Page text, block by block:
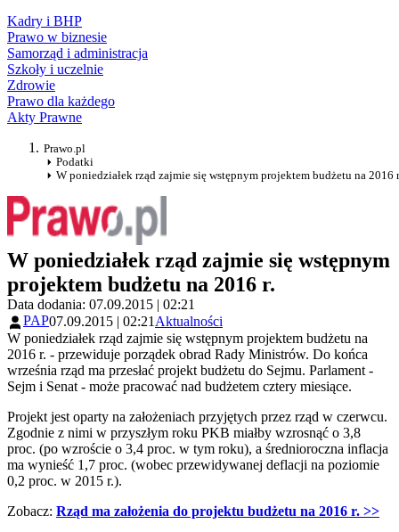
Kadry i BHP
Prawo w biznesie
Samorząd i administracja
Szkoły i uczelnie
Zdrowie
Prawo dla każdego
Akty Prawne
Prawo.pl
Podatki
W poniedziałek rząd zajmie się wstępnym projektem budżetu na 2016
W poniedziałek rząd zajmie się wstępnym
projektem budżetu na 2016 r.
Data dodania: 07.09.2015 | 02:21
PAP07.09.2015 | 02:21 Aktualności
W poniedziałek rząd zajmie się wstępnym projektem budżetu na
2016 r. - przewiduje porządek obrad Rady Ministrów. Do końca
września rząd ma przesłać projekt budżetu do Sejmu. Parlament -
Sejm i Senat - może pracować nad budżetem cztery miesiące.
Projekt jest oparty na założeniach przyjętych przez rząd w czerwcu.
Zgodnie z nimi w przyszłym roku PKB miałby wzrosnąć o 3,8
proc. (po wzroście o 3,4 proc. w tym roku), a średnioroczna inflacja
ma wynieść 1,7 proc. (wobec przewidywanej deflacji na poziomie
0,2 proc. w 2015 r.).
Zobacz: Rząd ma założenia do projektu budżetu na 2016 r. >>